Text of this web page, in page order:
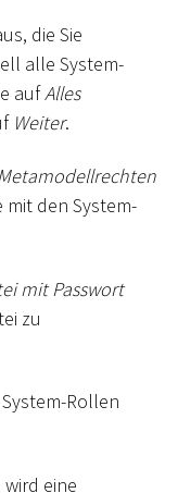
die Sie
alle System-
aufAlles
Weiter.
den System-
mit Passwort
zu
System-Rollen
eine